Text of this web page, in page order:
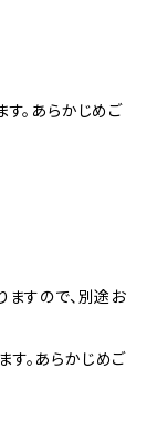
す。あらかじめご
ますので、別途お
。あらかじめご